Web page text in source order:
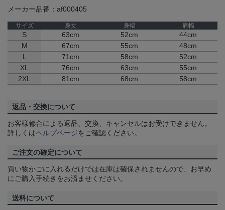
メーカー品番：af000405
サイズ 身丈 身幅 肩幅
S 63cm 52cm
44cm
M
67cm 55cm
48cm
L
71cm 58cm
52cm
XL
76cm 63cm
55cm
2XL
81cm 68cm 58cm
返品・交換について
お客様都合による返品、交換、キャンセルはお受けできません。
詳しくはヘルプページをご確認ください。
ご注文の確定について
買い物かごに入れるだけでは在庫は確保されませんので、お早め
にご購入手続きをお済ませください。
送料について